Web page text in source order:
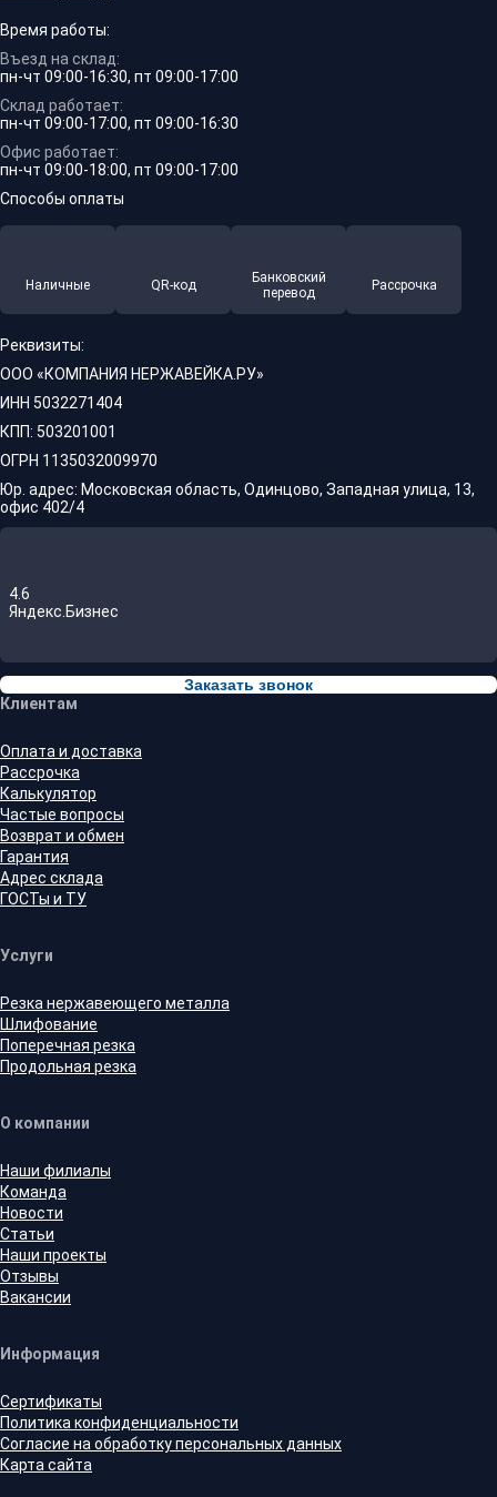
Время работы:
Въезд на склад:
пн-чт 09:00-16:30, пт 09:00-17:00
Склад работает:
пн-чт 09:00-17:00, пт 09:00-16:30
Офис работает:
пн-чт 09:00-18:00, пт 09:00-17:00
Способы оплаты
Наличные QR-код
Банковский
перевод
Рассрочка
Реквизиты:
ООО «КОМПАНИЯ НЕРЖАВЕЙКА.РУ»
ИНН 5032271404
КПП: 503201001
ОГРН 1135032009970
Юр. адрес: Московская область, Одинцово, Западная улица, 13,
офис 402/4
4.6
Яндекс.Бизнес
Заказать звонок
Клиентам
Оплата и доставка
Рассрочка
Калькулятор
Частые вопросы
Возврат и обмен
Гарантия
Адрес склада
ГОСТы и ТУ
Услуги
Резка нержавеющего металла
Шлифование
Поперечная резка
Продольная резка
О компании
Наши филиалы
Команда
Новости
Статьи
Наши проекты
Отзывы
Вакансии
Информация
Сертификаты
Политика конфиденциальности
Согласие на обработку персональных данных
Карта сайта